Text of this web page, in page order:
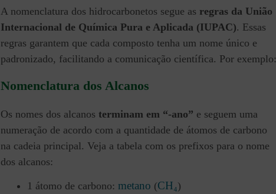
A nomenclatura dos hidrocarbonetos segue as regras da União
Internacional de Química Pura e Aplicada (IUPAC). Essas
regras garantem que cada composto tenha um nome único e
padronizado, facilitando a comunicação científica. Por exemplo:
Nomenclatura dos Alcanos
Os nomes dos alcanos terminam em “-ano” e seguem uma
numeração de acordo com a quantidade de átomos de carbono
na cadeia principal. Veja a tabela com os prefixos para o nome
dos alcanos:
1 átomo de carbono: metano (CH₄ )